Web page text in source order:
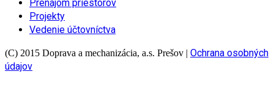
Prenájom priestorov
Projekty
Vedenie účtovníctva
(C) 2015 Doprava a mechanizácia, a.s. Prešov | Ochrana osobných
údajov